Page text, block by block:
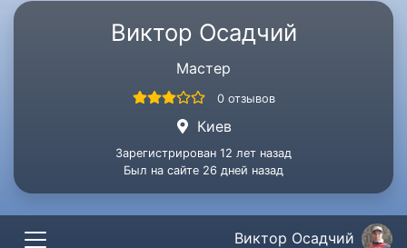
Виктор Осадчий
Мастер
0 отзывов
Киев
Зарегистрирован 12 лет назад
Был на сайте 26 дней назад
Виктор Осадчий